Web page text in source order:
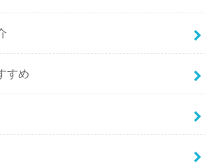
すめ